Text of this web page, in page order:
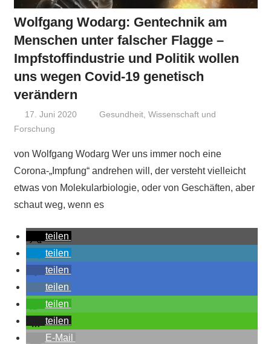
Wolfgang Wodarg: Gentechnik am
Menschen unter falscher Flagge –
Impfstoffindustrie und Politik wollen
uns wegen Covid-19 genetisch
verändern
17. Juni 2020 Niki Vogt
Gesundheit,Wissenschaft und
Forschung
von Wolfgang Wodarg Wer uns immer noch eine
Corona-„Impfung“ andrehen will, der versteht vielleicht
etwas von Molekularbiologie, oder von Geschäften, aber
schaut weg, wenn es
teilen
teilen
teilen
teilen
teilen
teilen
E-Mail